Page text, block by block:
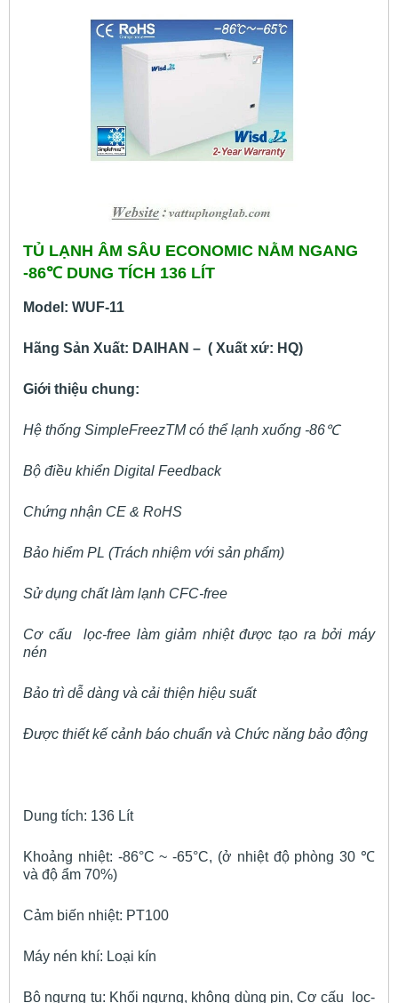
TỦ LẠNH ÂM SÂU ECONOMIC NẰM NGANG
-86℃ DUNG TÍCH 136 LÍT
Model: WUF-11
Hãng Sản Xuất: DAIHAN – ( Xuất xứ: HQ)
Giới thiệu chung:
Hệ thống SimpleFreezTM có thể lạnh xuống -86℃
Bộ điều khiển Digital Feedback
Chứng nhận CE & RoHS
Bảo hiểm PL (Trách nhiệm với sản phẩm)
Sử dụng chất làm lạnh CFC-free
Cơ cấu lọc-free làm giảm nhiệt được tạo ra bởi máy
nén
Bảo trì dễ dàng và cải thiện hiệu suất
Được thiết kế cảnh báo chuẩn và Chức năng bảo động
Dung tích: 136 Lít
Khoảng nhiệt: -86°C ~ -65°C, (ở nhiệt độ phòng 30 ℃
và độ ẩm 70%)
Cảm biến nhiệt: PT100
Máy nén khí: Loại kín
Bộ ngưng tụ: Khối ngưng, không dùng pin, Cơ cấu lọc-